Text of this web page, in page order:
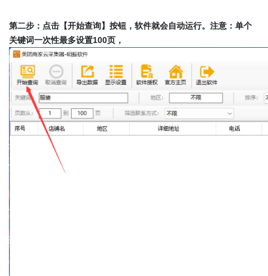
第二步：点击【开始查询】按钮，软件就会自动运行。注意：单个
关键词一次性最多设置100页，